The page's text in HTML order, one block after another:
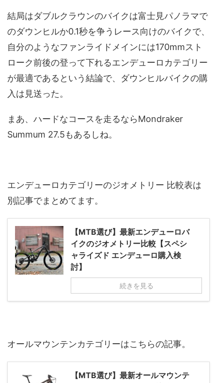
結局はダブルクラウンのバイクは富士見パノラマで
のダウンヒルか0.1秒を争うレース向けのバイクで、
自分のようなファンライドメインには170mmスト
ローク前後の登って下れるエンデューロカテゴリー
が最適であるという結論で、ダウンヒルバイクの購
入は見送った。
まあ、ハードなコースを走るならMondraker
Summum 27.5もあるしね。
エンデューロカテゴリーのジオメトリー 比較表は
別記事でまとめてます。
【MTB選び】最新エンデューロバ
イクのジオメトリー比較【スペシ
ャライズド エンデューロ購入検
討】
続きを見る
オールマウンテンカテゴリーはこちらの記事。
【MTB選び】最新オールマウンテ